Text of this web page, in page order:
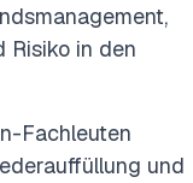
Risiko in den
Fachleuten
und